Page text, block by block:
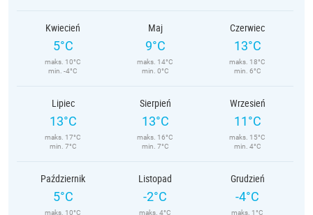
Kwiecień
5°C
maks. 10°C
min. -4°C
Maj
9°C
maks. 14°C
min. 0°C
Czerwiec
13°C
maks. 18°C
min. 6°C
Lipiec
13°C
maks. 17°C
min. 7°C
Sierpień
13°C
maks. 16°C
min. 7°C
Wrzesień
11°C
maks. 15°C
min. 4°C
Październik
5°C
maks. 10°C
Listopad
-2°C
maks. 4°C
Grudzień
-4°C
maks. 1°C